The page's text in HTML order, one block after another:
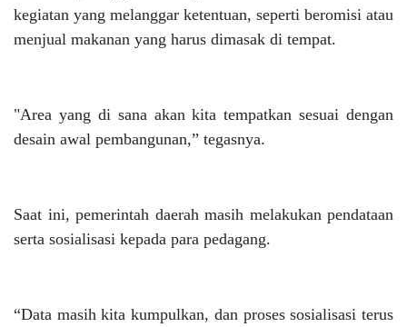
kegiatan yang melanggar ketentuan, seperti beromisi atau
menjual makanan yang harus dimasak di tempat.
"Area yang di sana akan kita tempatkan sesuai dengan
desain awal pembangunan,” tegasnya.
Saat ini, pemerintah daerah masih melakukan pendataan
serta sosialisasi kepada para pedagang.
“Data masih kita kumpulkan, dan proses sosialisasi terus